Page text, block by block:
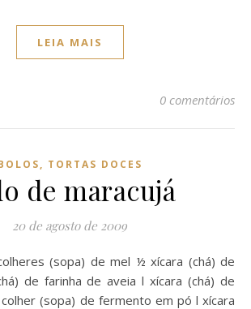
LEIA MAIS
0 comentários
TORTAS DOCES
de maracujá
20 de agosto de 2009
de farinha de aveia l xícara (chá) de
(sopa) de fermento em pó l xícara